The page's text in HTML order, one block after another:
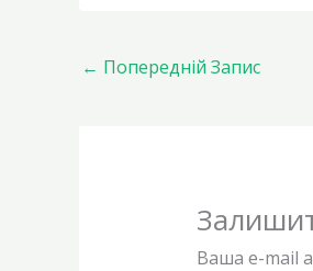
← Попередній Запис
Ваша e-mail